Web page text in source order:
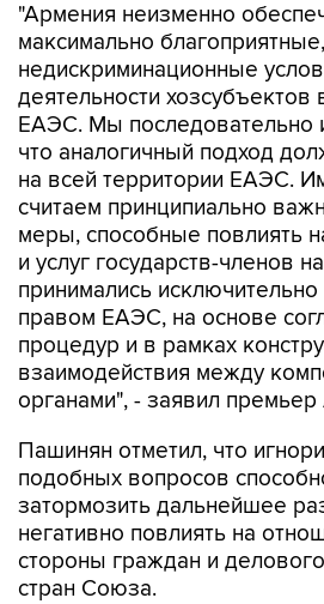
"Армения неизменно
максимально
недискриминационные
деятельности хозсубъектов
ЕАЭС. Мы последовательно
что аналогичный подход
на всей территории ЕАЭС.
считаем принципиально
меры, способные повлиять
и услуг государств-членов
принимались исключительно
правом ЕАЭС, на основе
процедур и в рамках
взаимодействия между
органами", - заявил
Пашинян отметил, что
подобных вопросов
затормозить дальнейшее
негативно повлиять на
стороны граждан и
стран Союза.